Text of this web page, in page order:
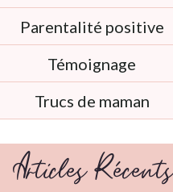
Parentalité positive
Témoignage
Trucs de maman
Articles Récents